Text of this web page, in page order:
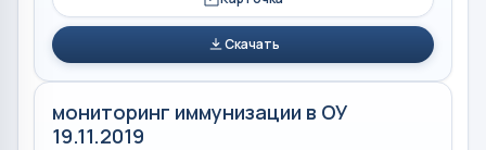
Скачать
мониторинг иммунизации в ОУ
19.11.2019